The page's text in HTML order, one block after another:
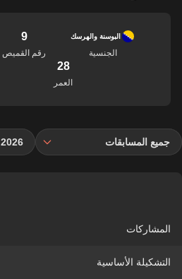
البوسنة والهرسك
الجنسية
9
رقم القميص
28
العمر
جميع المسابقات 2026
المشاركات
التشكيلة الأساسية